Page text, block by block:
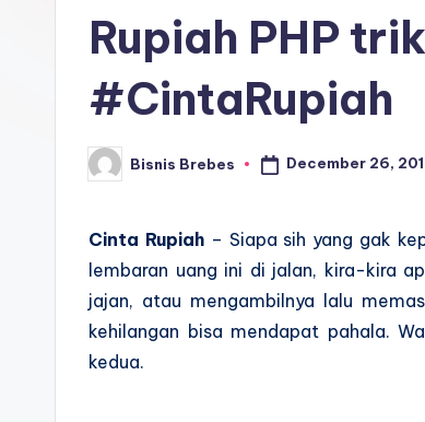
Rupiah PHP
#CintaRupiah
Posted
by
Bisnis Brebes December 26,
Cinta Rupiah– Siapa sih yang gak
lembaran uang ini di jalan, kira-kira
jajan, atau mengambilnya lalu
kehilangan bisa mendapat pahala.
kedua.